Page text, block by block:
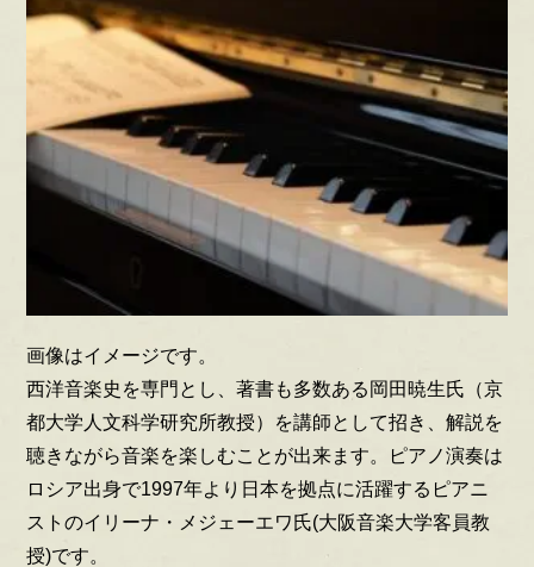
画像はイメージです。
西洋音楽史を専門とし、著書も多数ある岡田暁生氏（京
都大学人文科学研究所教授）を講師として招き、解説を
聴きながら音楽を楽しむことが出来ます。ピアノ演奏は
ロシア出身で1997年より日本を拠点に活躍するピアニ
ストのイリーナ・メジェーエワ氏(大阪音楽大学客員教
授)です。